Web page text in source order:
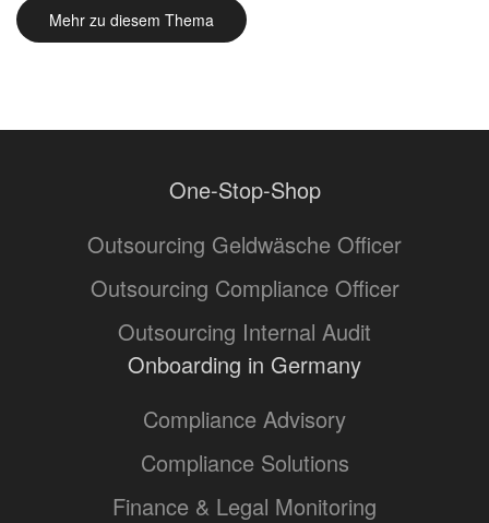
Mehr zu diesem Thema
One-Stop-Shop
Outsourcing Geldwäsche Officer
Outsourcing Compliance Officer
Outsourcing Internal Audit
Onboarding in Germany
Compliance Advisory
Compliance Solutions
Finance & Legal Monitoring